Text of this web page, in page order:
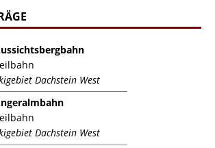
Dachstein West
Dachstein West